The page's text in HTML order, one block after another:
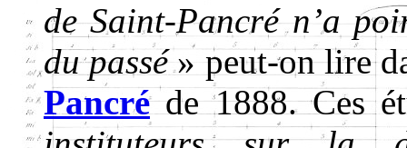
de Saint-Pancré n’a
du passé» peut-on lire
Pancréde 1888. Ces